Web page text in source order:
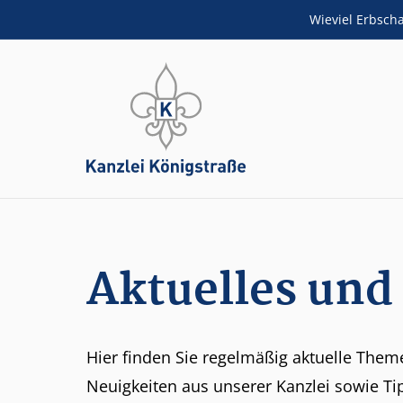
Wieviel
ZUM HAUPTINHALT SPRINGEN
Aktuelles
Hier finden Sie regelmäßig aktuelle
Neuigkeiten aus unserer Kanzlei sowie